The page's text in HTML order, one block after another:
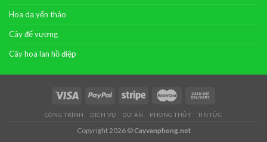
Hoa dạ yến thảo
Cây đế vương
Cây hoa lan hồ điệp
CÔNG TRÌNH DỊCH VỤ DỰ ÁN PHONG THỦY TIN TỨC
Copyright 2026 ©Cayvanphong.net